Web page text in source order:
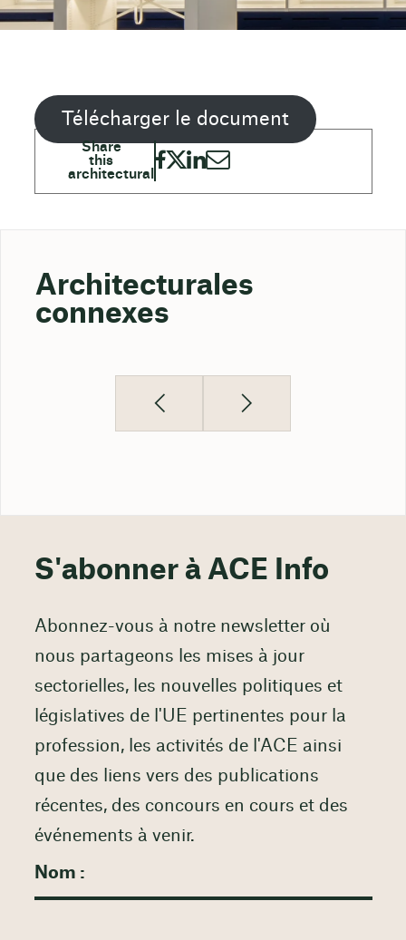
Télécharger le document
Architecturales
connexes
S'abonner à ACE Info
Abonnez-vous à notre newsletter où
nous partageons les mises à jour
sectorielles, les nouvelles politiques et
législatives de l'UE pertinentes pour la
profession, les activités de l'ACE ainsi
que des liens vers des publications
récentes, des concours en cours et des
événements à venir.